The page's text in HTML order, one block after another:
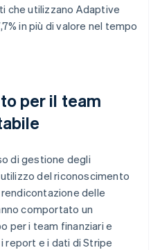
che utilizzano Adaptive
in più di valore nel tempo
per il team
di gestione degli
del riconoscimento
delle
comportato un
per i team finanziari e
report e i dati di Stripe